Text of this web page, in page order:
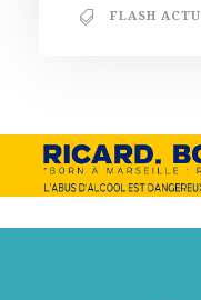
FLASH ACTU